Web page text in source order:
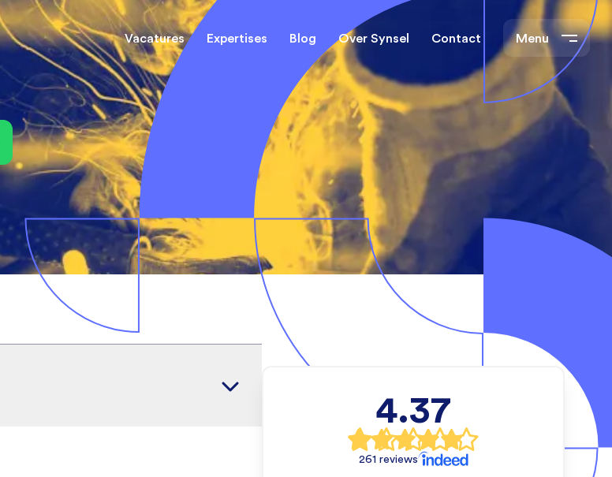
Vacatures
(Field) Service Engineers Mechanical Engineers
Software & Electrical
Engineers
Monteurs Technische
Monteurs binnendienst Installatietechniek
Technisch-Commercieel Operators
Expertises
(Field) Service Engineers Mechanical Engineers
Software & Electrical
Engineers
Monteurs Technische
Dienst
Monteurs binnendienst
Blog Over Synsel Contact Menu
voor
4.37
261 reviews